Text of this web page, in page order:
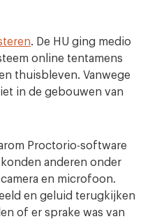
. De HU ging medio
online tentamens
thuisbleven. Vanwege
in de gebouwen van
Proctorio-software
anderen onder
en microfoon.
en geluid terugkijken
of er sprake was van